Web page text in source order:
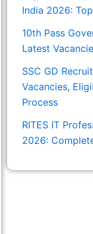
India 2026:
10th Pass
Latest
SSC GD
Vacancies,
Process
RITES IT
2026: